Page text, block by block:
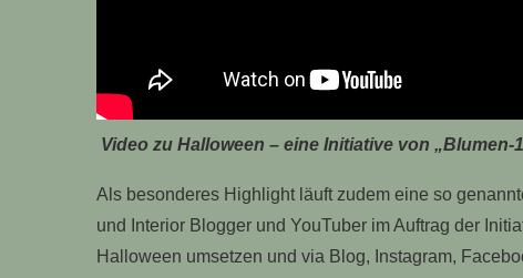
Video zu Halloween – eine Initiative von
Als besonderes Highlight läuft zudem eine so
und Interior Blogger und YouTuber im Auftrag der
Halloween umsetzen und via Blog, Instagram,